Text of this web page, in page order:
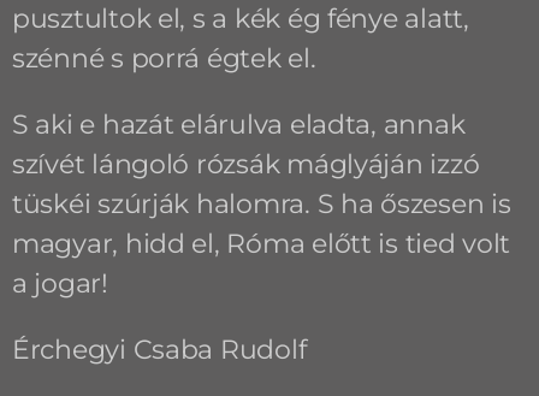
pusztultok el, s a kék ég fénye alatt,
szénné s porrá égtek el.
S aki e hazát elárulva eladta, annak
szívét lángoló rózsák máglyáján izzó
tüskéi szúrják halomra. S ha őszesen is
magyar, hidd el, Róma előtt is tied volt
a jogar!
Érchegyi Csaba Rudolf